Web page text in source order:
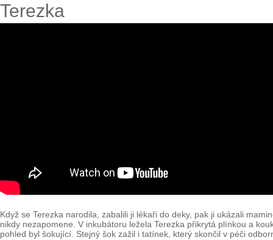
Terezka
Když se Terezka narodila, zabalili ji lékaři do deky, pak ji ukázali
nikdy nezapomene. V inkubátoru ležela Terezka přikrytá plínkou a
pohled byl šokující. Stejný šok zažil i tatínek, který skončil v péči